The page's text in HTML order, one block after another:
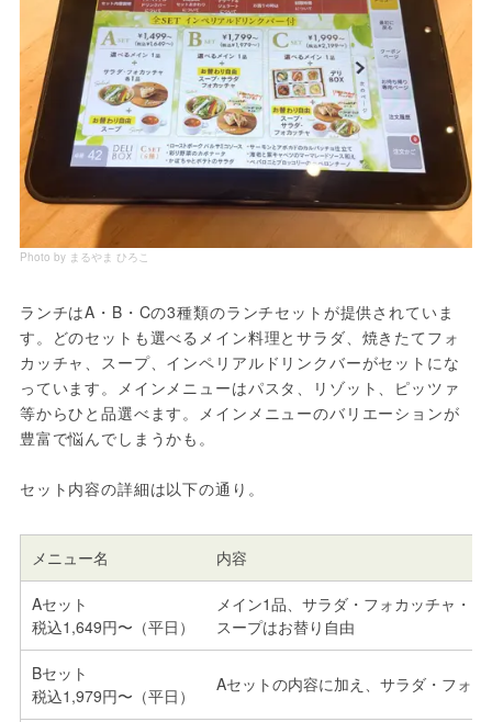
Photo by まるやま ひろこ
ランチはA・B・Cの3種類のランチセットが提供されていま
す。どのセットも選べるメイン料理とサラダ、焼きたてフォ
カッチャ、スープ、インペリアルドリンクバーがセットにな
っています。メインメニューはパスタ、リゾット、ピッツァ
等からひと品選べます。メインメニューのバリエーションが
豊富で悩んでしまうかも。
セット内容の詳細は以下の通り。
メニュー名 内容
Aセット
税込1,649円〜（平日）
メイン1品、サラダ・フォカッチャ・
スープはお替り自由
Bセット
税込1,979円〜（平日）
Aセットの内容に加え、サラダ・フォ